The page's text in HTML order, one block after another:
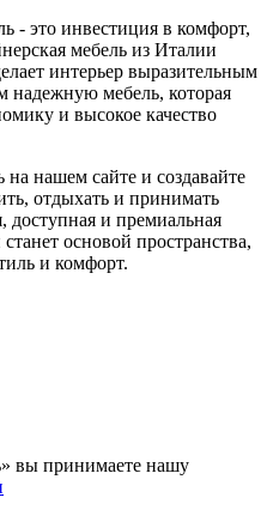
- это инвестиция в комфорт,
мебель из Италии
интерьер выразительным
мебель, которая
и высокое качество
нашем сайте и создавайте
отдыхать и принимать
доступная и премиальная
основой пространства,
и комфорт.
вы принимаете нашу